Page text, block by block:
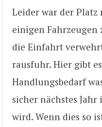
Leider war der Platz
einigen
die Einfahrt
rausfuhr. Hier gibt
Handlungsbedarf
sicher nächstes
wird. Wenn dies so